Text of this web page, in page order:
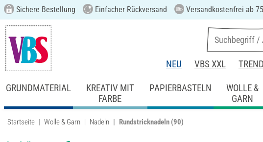
Sichere Bestellung Einfacher Rückversand Versandkostenfrei ab
NEU VBS XXL
GRUNDMATERIAL
KREATIV MIT
FARBE
PAPIERBASTELN
WOLLE &
GARN
Startseite Wolle & Garn Nadeln Rundstricknadeln (90)